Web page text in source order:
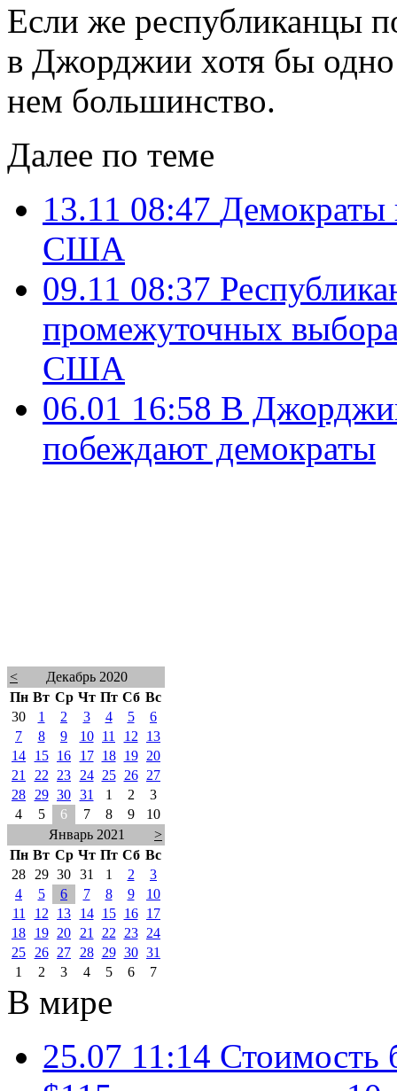
Если же республиканцы
в Джорджии хотя бы одно
нем большинство.
Далее по теме
13.11 08:47 Демократы
США
09.11 08:37
промежуточных
США
06.01 16:58 В
побеждают демократы
<
Декабрь 2020
Пн Вт Ср Чт Пт Сб Вс
30
1 2 3 4 5
6
7
8 9 10 11 12
13
14
15 16 17 18 19
20
21
22 23 24 25 26
27
28
29 30 31 1 2
3
4
5 6 7 8 9
10
Январь 2021
>
Пн Вт Ср Чт Пт Сб Вс
28
29 30 31 1 2
3
4
5 6 7 8 9
10
11
12 13 14 15 16
17
18
19 20 21 22 23
24
25
26 27 28 29 30 31
1
2 3 4 5 6 7
В мире
25.07 11:14 Стоимость